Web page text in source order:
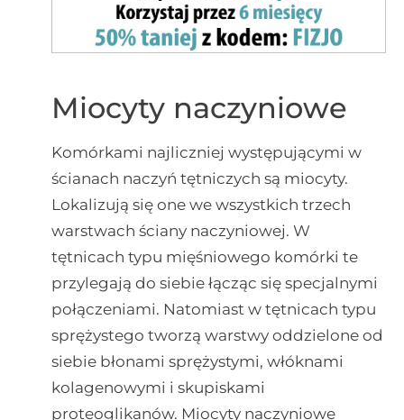
Miocyty naczyniowe
Komórkami najliczniej występującymi w
ścianach naczyń tętniczych są miocyty.
Lokalizują się one we wszystkich trzech
warstwach ściany naczyniowej. W
tętnicach typu mięśniowego komórki te
przylegają do siebie łącząc się specjalnymi
połączeniami. Natomiast w tętnicach typu
sprężystego tworzą warstwy oddzielone od
siebie błonami sprężystymi, włóknami
kolagenowymi i skupiskami
proteoglikanów. Miocyty naczyniowe